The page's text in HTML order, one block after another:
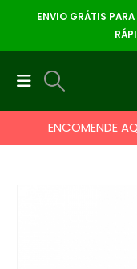
ENVIO GRÁTIS
ENCOMENDE